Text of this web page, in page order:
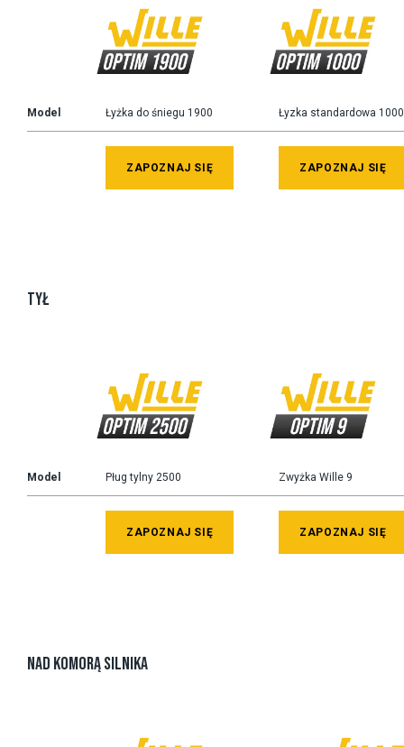
Model Łyżka do śniegu 1900
ZAPOZNAJ SIĘ
Łyzka standardowa 1000
ZAPOZNAJ SIĘ
TYŁ
Model Pług tylny 2500
ZAPOZNAJ SIĘ
Zwyżka Wille 9
ZAPOZNAJ SIĘ
NAD KOMORĄ SILNIKA